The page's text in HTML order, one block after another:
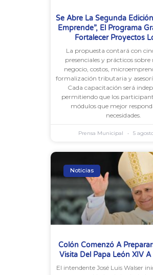
Se Abre La Segunda
Emprende”, El Programa
Fortalecer Proyectos
La propuesta contará con
presenciales y prácticos sobre
negocio, costos,
formalización tributaria y
Cada capacitación será
permitiendo que los
módulos que mejor
necesidades.
Prensa Municipal 5
Noticias
Colón Comenzó A
Visita Del Papa León XIV
El intendente José Luis Walser